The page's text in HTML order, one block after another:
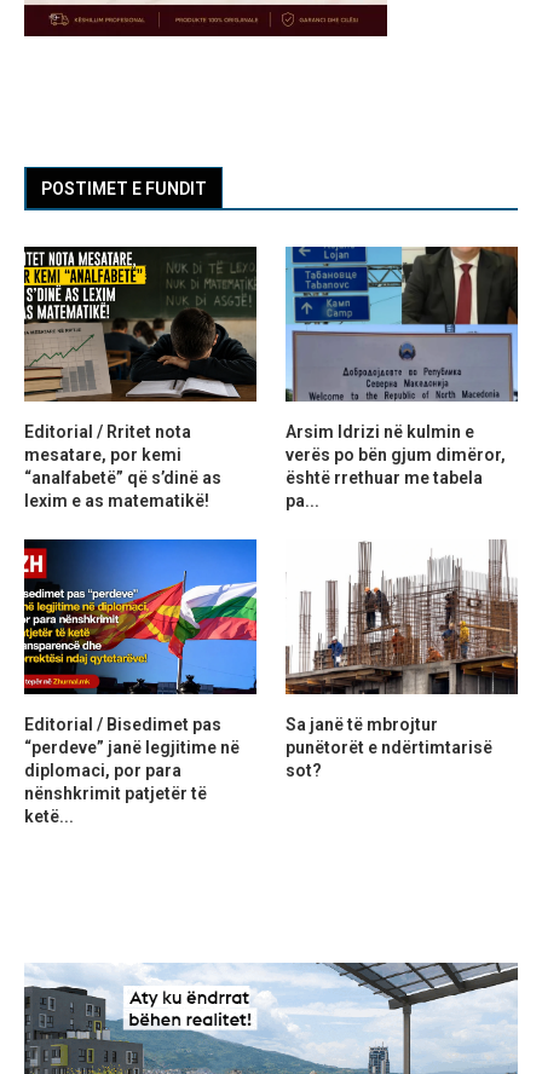
POSTIMET E FUNDIT
Editorial / Rritet nota
mesatare, por kemi
“analfabetë” që s’dinë as
lexim e as matematikë!
Arsim Idrizi në kulmin e
verës po bën gjum dimëror,
është rrethuar me tabela
pa...
Editorial / Bisedimet pas
“perdeve” janë legjitime në
diplomaci, por para
nënshkrimit patjetër të
ketë...
Sa janë të mbrojtur
punëtorët e ndërtimtarisë
sot?